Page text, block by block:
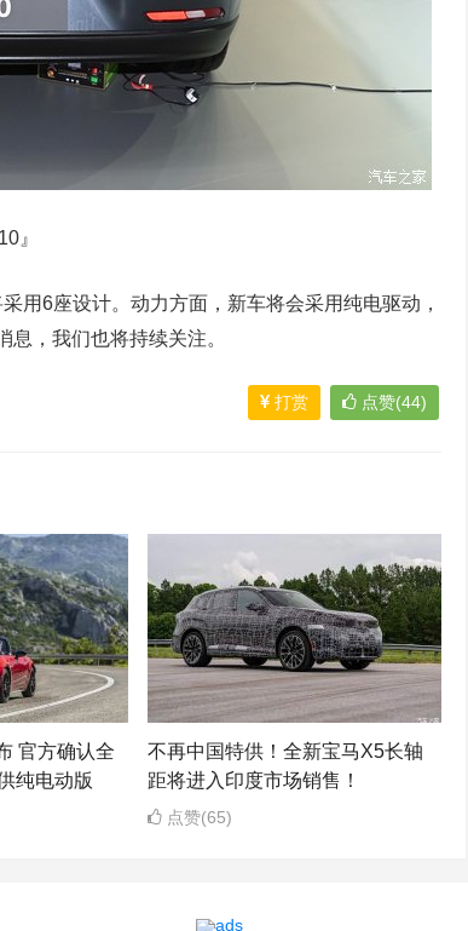
』
用6座设计。动力方面，新车将会采用纯电驱动，
，我们也将持续关注。
打赏 点赞(44)
官方确认全
纯电动版
不再中国特供！全新宝马X5长轴
距将进入印度市场销售！
点赞(65)